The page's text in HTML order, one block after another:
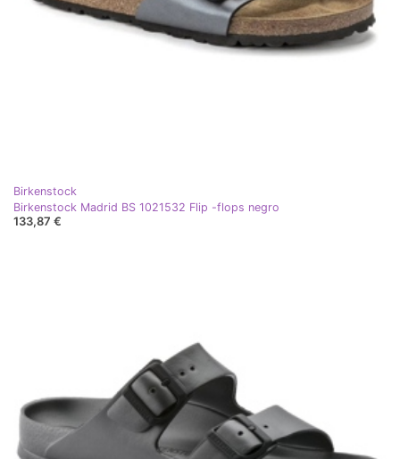
Birkenstock
Birkenstock Madrid BS 1021532 Flip -flops negro
133,87 €